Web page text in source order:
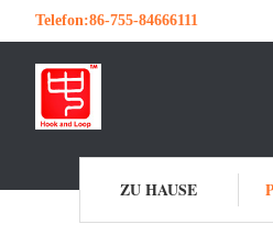
Telefon:86-755-84666111
ZU HAUSE